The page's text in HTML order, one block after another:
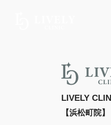
LIVELY
【浜松町院】